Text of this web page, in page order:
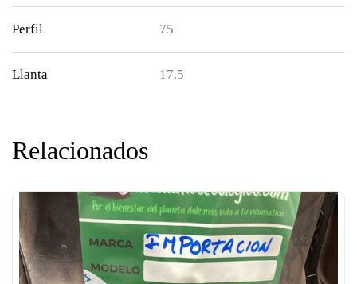
Perfil 75
Llanta 17.5
Relacionados